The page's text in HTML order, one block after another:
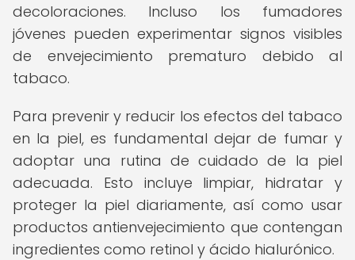
decoloraciones. Incluso los fumadores
jóvenes pueden experimentar signos visibles
de envejecimiento prematuro debido al
tabaco.
Para prevenir y reducir los efectos del tabaco
en la piel, es fundamental dejar de fumar y
adoptar una rutina de cuidado de la piel
adecuada. Esto incluye limpiar, hidratar y
proteger la piel diariamente, así como usar
productos antienvejecimiento que contengan
ingredientes como retinol y ácido hialurónico.